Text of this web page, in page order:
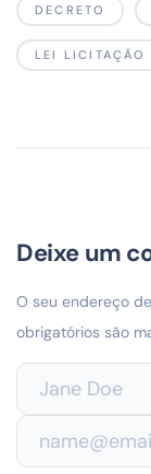
DECRETO
LEI LICITAÇÃO
Deixe um
O seu endereço
obrigatórios são